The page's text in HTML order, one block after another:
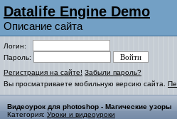
Datalife Engine Demo
Описание сайта
Логин:
Пароль:
Регистрация на сайте! Забыли пароль?
Вы просматриваете мобильную версию сайта.
Видеоурок для photoshop - Магические узоры
Категория: Уроки и видеоуроки